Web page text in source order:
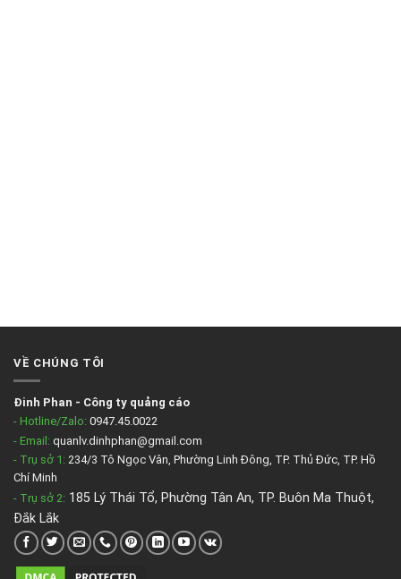
VỀ CHÚNG TÔI
Đinh Phan - Công ty quảng cáo
- Hotline/Zalo: 0947.45.0022
- Email: quanlv.dinhphan@gmail.com
- Trụ sở 1: 234/3 Tô Ngọc Vân, Phường Linh Đông, TP. Thủ Đức, TP. Hồ
Chí Minh
- Trụ sở 2: 185 Lý Thái Tổ, Phường Tân An, TP. Buôn Ma Thuột,
Đắk Lắk